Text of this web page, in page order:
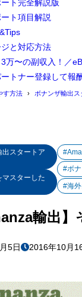
ト完全解説版
ト項目解説
と対応方法
万〜の副収入！／
トナー登録して報
す方法 ボナンザ輸出
出スタートア
マスターした
#ボ
#海
輸出
5日 2016年10月